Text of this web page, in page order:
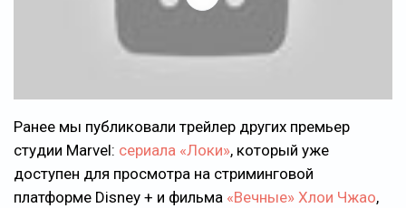
Ранее мы публиковали трейлер других премьер
студии Marvel: сериала «Локи», который уже
доступен для просмотра на стриминговой
платформе Disney + и фильма «Вечные» Хлои Чжао,